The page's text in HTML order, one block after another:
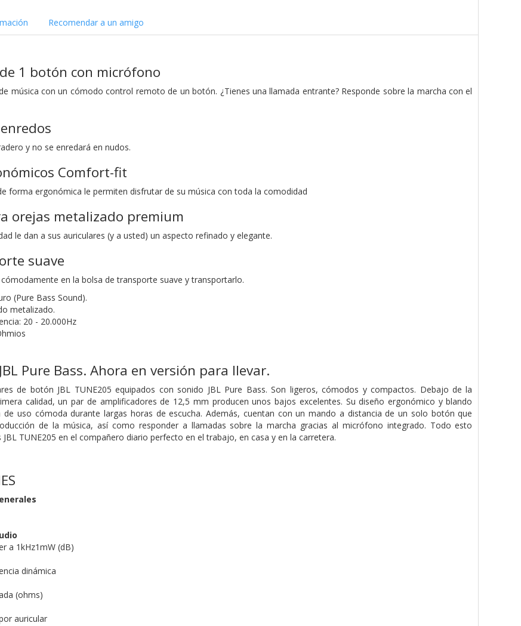
Recomendar a un amigo
1 botón con micrófono
música con un cómodo control remoto de un botón. ¿Tienes una llamada entrante? Responde sobre la marcha con el
y no se enredará en nudos.
Comfort-fit
forma ergonómica le permiten disfrutar de su música con toda la comodidad
orejas metalizado premium
le dan a sus auriculares (y a usted) un aspecto refinado y elegante.
suave
en la bolsa de transporte suave y transportarlo.
(Pure Bass Sound).
metalizado.
20 - 20.000Hz
Pure Bass. Ahora en versión para llevar.
de botón JBL TUNE205 equipados con sonido JBL Pure Bass. Son ligeros, cómodos y compactos. Debajo de la
calidad, un par de amplificadores de 12,5 mm producen unos bajos excelentes. Su diseño ergonómico y blando
de uso cómoda durante largas horas de escucha. Además, cuentan con un mando a distancia de un solo botón que
de la música, así como responder a llamadas sobre la marcha gracias al micrófono integrado. Todo esto
TUNE205 en el compañero diario perfecto en el trabajo, en casa y en la carretera.
a 1kHz1mW (dB)
dinámica
(ohms)
auricular